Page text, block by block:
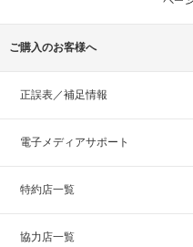
ご購入のお客様へ
正誤表／補足情報
電子メディアサポート
特約店一覧
協力店一覧